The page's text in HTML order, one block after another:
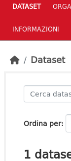
DATASET
INFORMAZIONI
Dataset
Ordina per
1